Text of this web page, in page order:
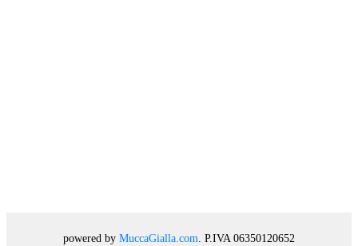
powered by MuccaGialla.com. P.IVA 06350120652